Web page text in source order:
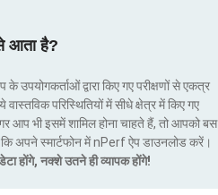
आता है?
उपयोगकर्ताओं द्वारा किए गए परीक्षणों से एकत्र
वास्तविक परिस्थितियों में सीधे क्षेत्र में किए गए
आप भी इसमें शामिल होना चाहते हैं, तो आपको बस
अपने स्मार्टफोन में nPerf ऐप डाउनलोड करें।
होंगे, नक्शे उतने ही व्यापक होंगे!